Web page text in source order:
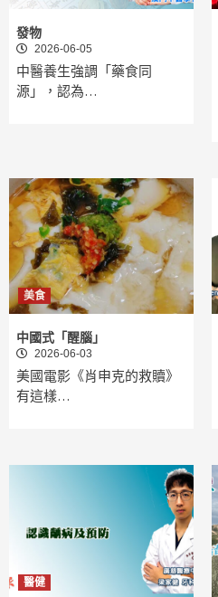
發物
2026-06-05
中醫養生強調「藥食同
源」，認為…
美食
中國式「醒腦」
2026-06-03
美國電影《肖申克的救贖》
有這樣…
醫健